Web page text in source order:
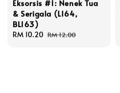
Eksorsis #1: Nenek Tua
& Serigala (L164,
BL163)
Sale
RM 10.20 Regular
RM 12.00